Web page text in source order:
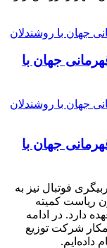
جهان با
جهان با
فوتبال نیز به
ریاست کمیته
دارد. در ادامه
شرکت توزیع
داده‌ایم.